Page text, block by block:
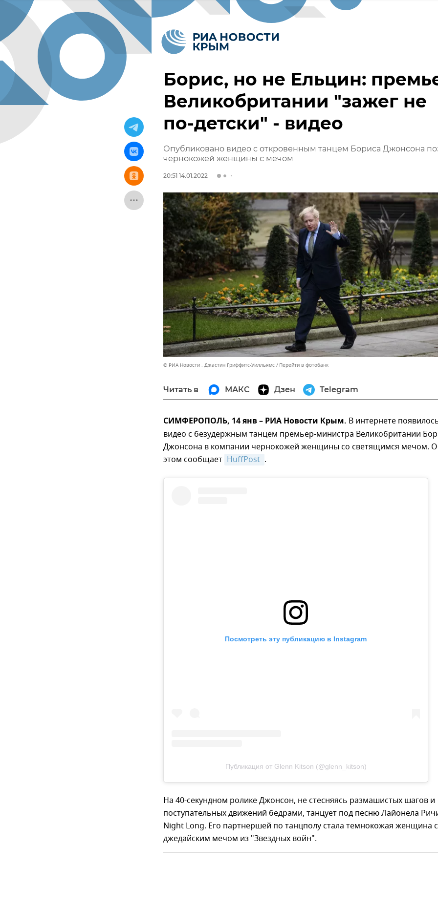
Борис, но не Ельцин:
Великобритании "зажег не
по-детски" - видео
Опубликовано видео с откровенным танцем Бориса Джонсона
чернокожей женщины с мечом
20:51 14.01.2022
© РИА Новости . Джастин Гриффитс-Уилльямс Перейти в фотобанк
Читать в МАКС Дзен Telegram
СИМФЕРОПОЛЬ, 14 янв – РИА Новости Крым. В интернете
видео с безудержным танцем премьер-министра Великобритании
Джонсона в компании чернокожей женщины со светящимся мечом.
этом сообщает HuffPost .
Посмотреть эту публикацию в Instagram
Публикация от Glenn Kitson (@glenn_kitson)
На 40-секундном ролике Джонсон, не стесняясь размашистых шагов и
поступательных движений бедрами, танцует под песню Лайонела
Night Long. Его партнершей по танцполу стала темнокожая женщина с
джедайским мечом из "Звездных войн".